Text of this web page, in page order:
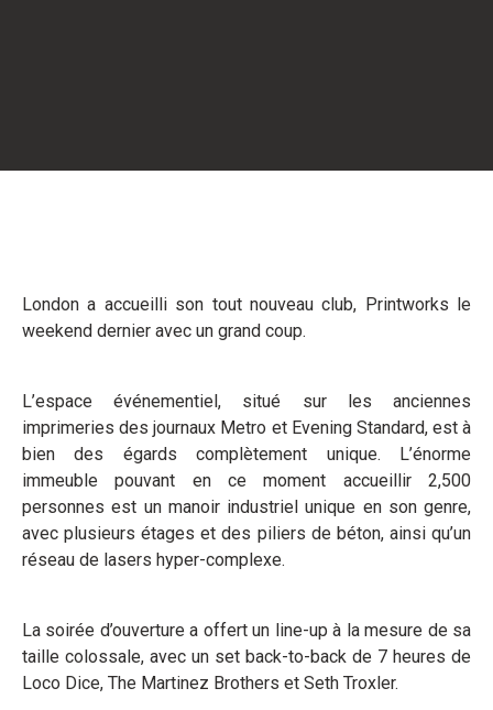
London a accueilli son tout nouveau club, Printworks le
weekend dernier avec un grand coup.
L’espace événementiel, situé sur les anciennes
imprimeries des journaux Metro et Evening Standard, est à
bien des égards complètement unique. L’énorme
immeuble pouvant en ce moment accueillir 2,500
personnes est un manoir industriel unique en son genre,
avec plusieurs étages et des piliers de béton, ainsi qu’un
réseau de lasers hyper-complexe.
La soirée d’ouverture a offert un line-up à la mesure de sa
taille colossale, avec un set back-to-back de 7 heures de
Loco Dice, The Martinez Brothers et Seth Troxler.